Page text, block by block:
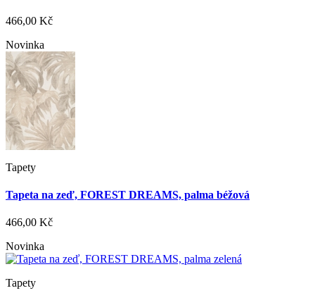
466,00 Kč
Novinka
Tapety
Tapeta na zeď, FOREST DREAMS, palma béžová
466,00 Kč
Novinka
Tapety